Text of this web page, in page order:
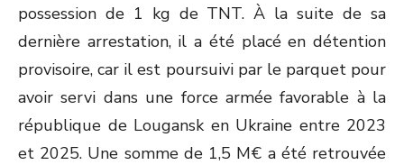
possession de 1 kg de TNT. À la suite de sa
dernière arrestation, il a été placé en détention
provisoire, car il est poursuivi par le parquet pour
avoir servi dans une force armée favorable à la
république de Lougansk en Ukraine entre 2023
et 2025. Une somme de 1,5 M€ a été retrouvée